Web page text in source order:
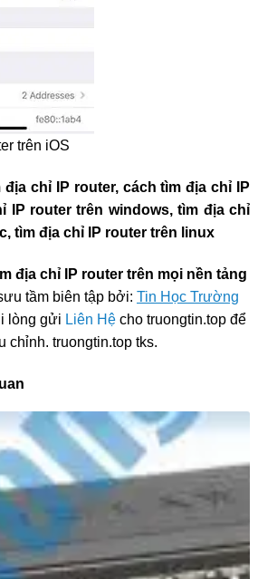
trên iOS
địa chỉ IP router, cách tìm địa chỉ IP
IP router trên windows, tìm địa chỉ
tìm địa chỉ IP router trên linux
địa chỉ IP router trên mọi nền tảng
tầm biên tập bởi: Tin Học Trường
lòng gửi Liên Hệ cho truongtin.top để
chỉnh. truongtin.top tks.